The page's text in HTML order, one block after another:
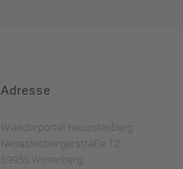
Adresse
Wanderportal Neuastenberg
Neuastenbergerstraße 12
59955 Winterberg